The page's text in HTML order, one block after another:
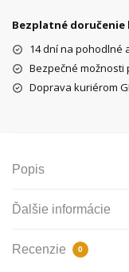
26"x1.75/47-
bokom
Bezplatné doručenie
14 dní na pohodlné
Bezpečné možnosti
Doprava kuriérom
Popis
Ďalšie informácie
Recenzie 0